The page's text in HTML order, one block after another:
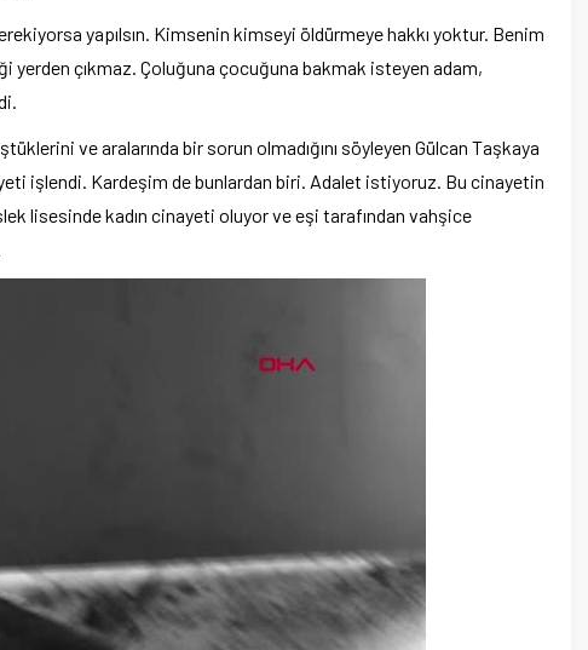
yapılsın. Kimsenin kimseyi öldürmeye hakkı yoktur. Benim
yerden çıkmaz. Çoluğuna çocuğuna bakmak isteyen adam,
ve aralarında bir sorun olmadığını söyleyen Gülcan Taşkaya
işlendi. Kardeşim de bunlardan biri. Adalet istiyoruz. Bu cinayetin
lisesinde kadın cinayeti oluyor ve eşi tarafından vahşice